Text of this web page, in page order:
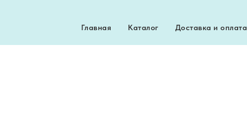
Главная Каталог Доставка и оплата